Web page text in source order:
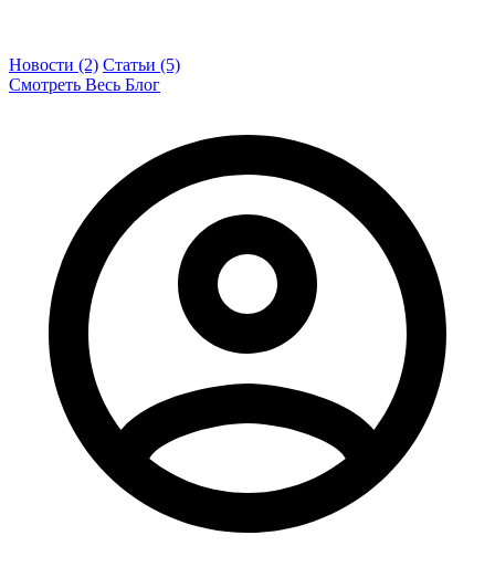
Новости (2) Статьи (5)
Смотреть Весь Блог